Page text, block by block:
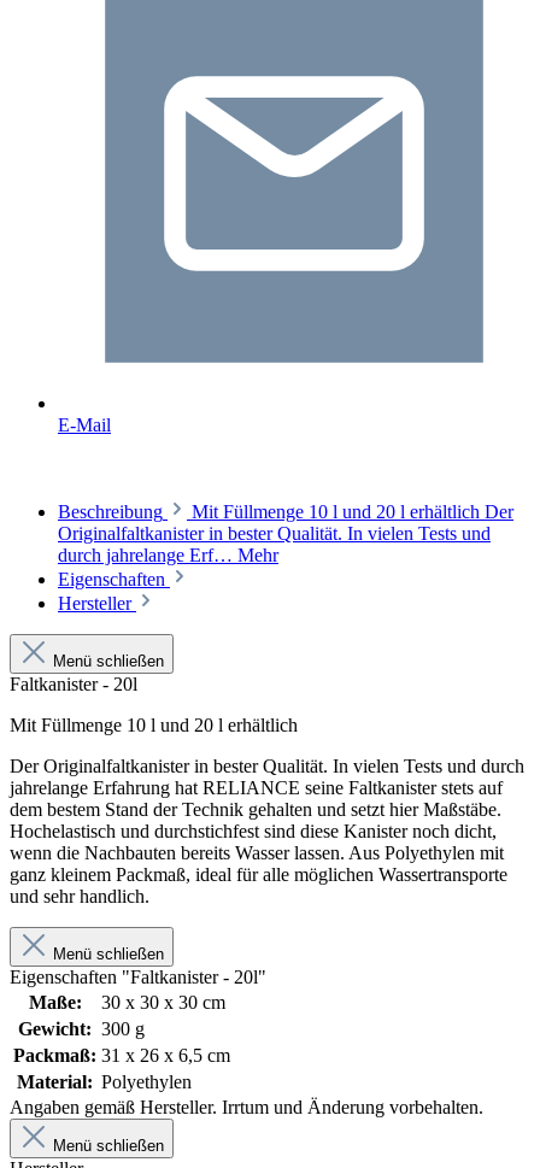
E-Mail
Beschreibung
Mit Füllmenge 10 l und 20 l erhältlich Der
Originalfaltkanister in bester Qualität. In vielen Tests und
durch jahrelange Erf… Mehr
Eigenschaften
Hersteller
Menü schließen
Faltkanister - 20l
Mit Füllmenge 10 l und 20 l erhältlich
Der Originalfaltkanister in bester Qualität. In vielen Tests und durch
jahrelange Erfahrung hat RELIANCE seine Faltkanister stets auf
dem bestem Stand der Technik gehalten und setzt hier Maßstäbe.
Hochelastisch und durchstichfest sind diese Kanister noch dicht,
wenn die Nachbauten bereits Wasser lassen. Aus Polyethylen mit
ganz kleinem Packmaß, ideal für alle möglichen Wassertransporte
und sehr handlich.
Menü schließen
Eigenschaften "Faltkanister - 20l"
Maße:
30 x 30 x 30 cm
Gewicht: 300 g
Packmaß: 31 x 26 x 6,5 cm
Material: Polyethylen
Angaben gemäß Hersteller. Irrtum und Änderung vorbehalten.
Menü schließen